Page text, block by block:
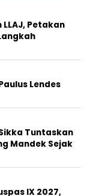
Petakan
Lendes
Tuntaskan
Mandek Sejak
IX 2027,